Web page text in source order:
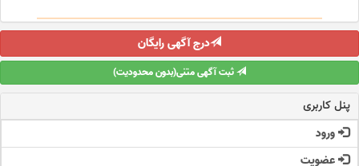
درج آگهی رایگان
ثبت آگهی متنی(بدون محدودیت)
پنل کاربری
ورود
عضویت